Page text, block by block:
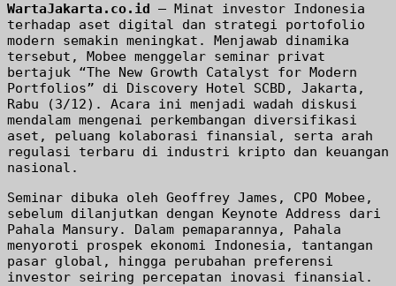
WartaJakarta.co.id — Minat investor Indonesia
terhadap aset digital dan strategi portofolio
modern semakin meningkat. Menjawab dinamika
tersebut, Mobee menggelar seminar privat
bertajuk “The New Growth Catalyst for Modern
Portfolios” di Discovery Hotel SCBD, Jakarta,
Rabu (3/12). Acara ini menjadi wadah diskusi
mendalam mengenai perkembangan diversifikasi
aset, peluang kolaborasi finansial, serta arah
regulasi terbaru di industri kripto dan keuangan
nasional.
Seminar dibuka oleh Geoffrey James, CPO Mobee,
sebelum dilanjutkan dengan Keynote Address dari
Pahala Mansury. Dalam pemaparannya, Pahala
menyoroti prospek ekonomi Indonesia, tantangan
pasar global, hingga perubahan preferensi
investor seiring percepatan inovasi finansial.